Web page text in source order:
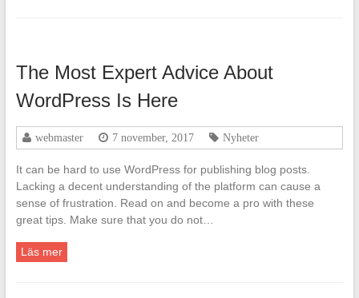
The Most Expert Advice About
WordPress Is Here
webmaster 7 november, 2017 Nyheter
It can be hard to use WordPress for publishing blog posts.
Lacking a decent understanding of the platform can cause a
sense of frustration. Read on and become a pro with these
great tips. Make sure that you do not…
Läs mer